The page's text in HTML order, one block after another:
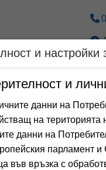
и настройки
и
данни на
на
данни на
парламент и
във връзка с